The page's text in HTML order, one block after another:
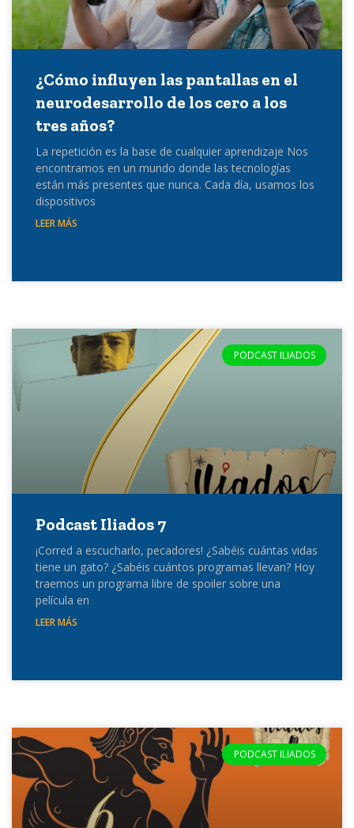
¿Cómo influyen las pantallas en el
neurodesarrollo de los cero a los
tres años?
La repetición es la base de cualquier aprendizaje Nos
encontramos en un mundo donde las tecnologías
están más presentes que nunca. Cada día, usamos los
dispositivos
LEER MÁS
PODCAST ILIADOS
Podcast Iliados 7
¡Corred a escucharlo, pecadores! ¿Sabéis cuántas vidas
tiene un gato? ¿Sabéis cuántos programas llevan? Hoy
traemos un programa libre de spoiler sobre una
película en
LEER MÁS
PODCAST ILIADOS